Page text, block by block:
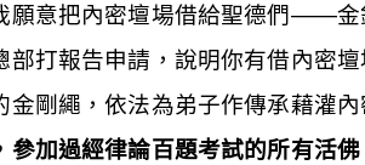
願意把內密壇場借給聖德們——金
部打報告申請，說明你有借內密
金剛繩，依法為弟子作傳承藉灌
參加過經律論百題考試的所有活